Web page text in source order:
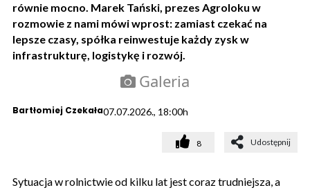
równie mocno. Marek Tański, prezes Agroloku w
rozmowie z nami mówi wprost: zamiast czekać na
lepsze czasy, spółka reinwestuje każdy zysk w
infrastrukturę, logistykę i rozwój.
Galeria
Bartłomiej Czekała07.07.2026., 18:00h
8 Udostępnij
Sytuacja w rolnictwie od kilku lat jest coraz trudniejsza, a